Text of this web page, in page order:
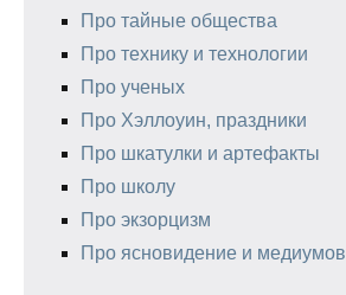
Про тайные общества
Про технику и технологии
Про ученых
Про Хэллоуин, праздники
Про шкатулки и артефакты
Про школу
Про экзорцизм
Про ясновидение и медиумов